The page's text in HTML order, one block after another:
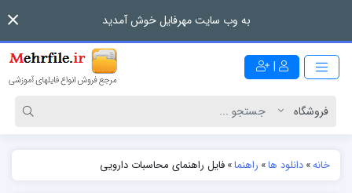
به وب سایت مهرفایل خوش آمدید
|
خانه»دانلود ها» راهنما»فایل راهنمای محاسبات دارویی